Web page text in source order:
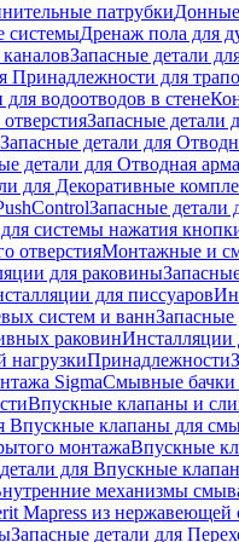
патрубки
системыДренаж пола для
Запасные детали
Принадлежности для
водоотводов в стене
Запасные детали
Запасные детали для
детали для Отводная
для Декоративные
Запасные детали
системы нажатия
отверстияМонтажные и
для раковины
для писсуаров
систем и ванн
раковинИнсталляции
нагрузкиПринадлежности
SigmaСмывные бачки
Впускные клапаны и
Впускные клапаны для
монтажаВпускные
для Впускные
механизмы
Mapress из нержавеющей
Запасные детали для